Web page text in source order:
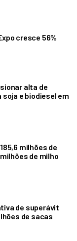
cresce 56%
alta de
soja e biodiesel em
milhões de
de milho
de superávit
de sacas